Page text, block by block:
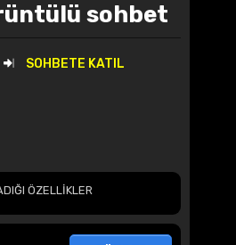
sohbet
SOHBETE KATIL
ÖZELLİKLER